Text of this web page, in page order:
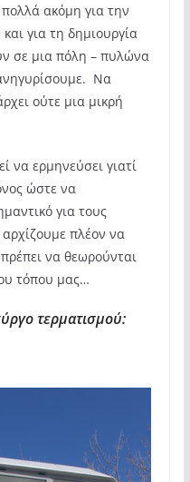
ακόμη για την
για τη δημιουργία
σε μια πόλη – πυλώνα
Να
ούτε μια μικρή
να ερμηνεύσει γιατί
ώστε να
για τους
πλέον να
να θεωρούνται
τόπου μας…
τερματισμού: